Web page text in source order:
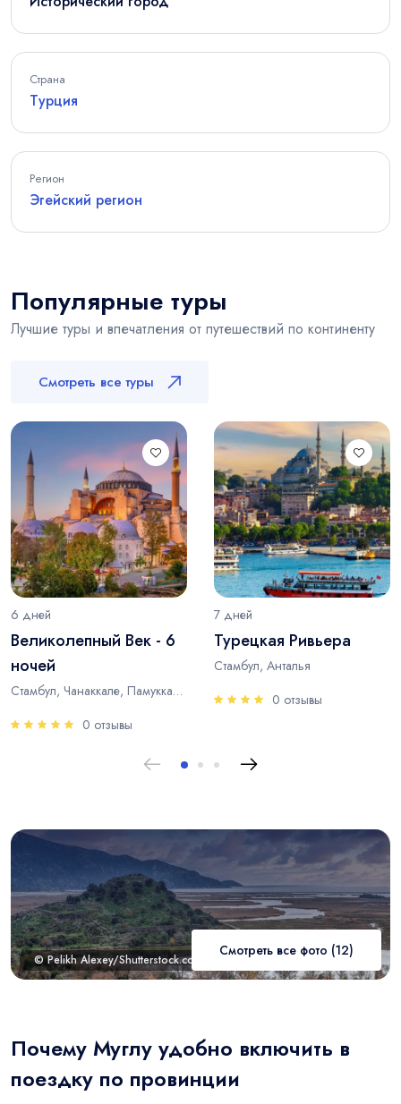
Страна
Турция
Регион
Эгейский регион
Популярные туры
Лучшие туры и впечатления от путешествий по континенту
Смотреть все туры
6 дней
Великолепный Век - 6
ночей
Стамбул, Чанаккале, Памуккале, Анталья
0 отзывы
7 дней
Турецкая Ривьера
Стамбул, Анталья
0 отзывы
© Pelikh Alexey/Shutterstock.com
Смотреть все фото (12)
Почему Муглу удобно включить в
поездку по провинции